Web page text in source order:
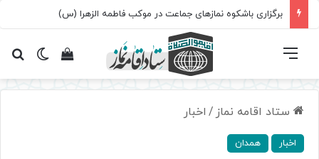
برگزاری باشکوه نمازهای جماعت در موکب فاطمه الزهرا (س)
تغییرمشاهده فهرست
ستاد اقامه نماز / اخبار
اخبار همدان